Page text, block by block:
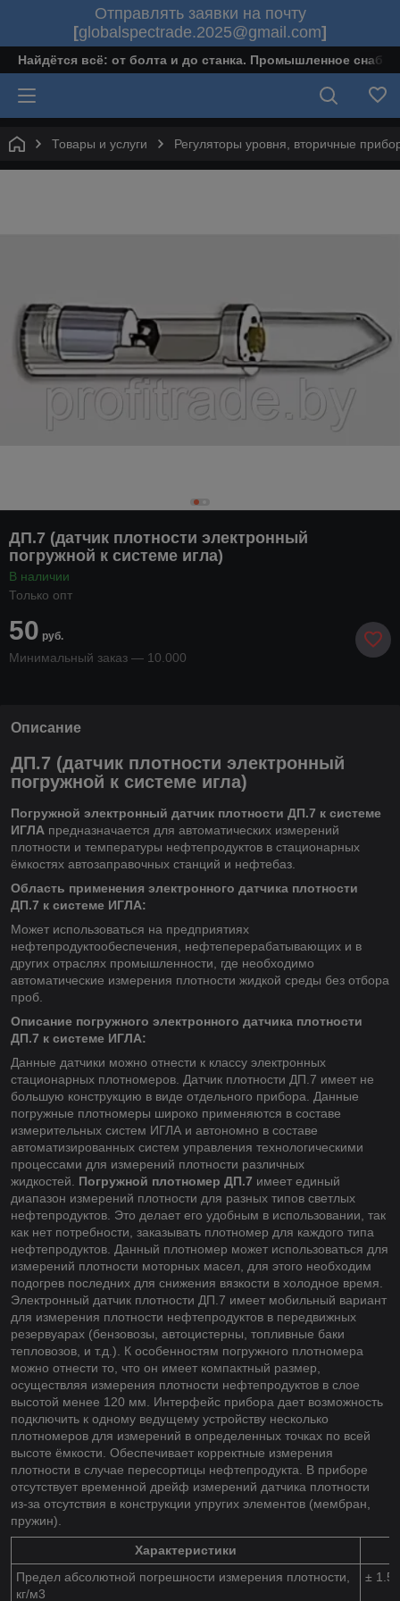
Отправлять заявки на почту
[globalspectrade.2025@gmail.com]
Найдётся всё: от болта и до станка. Промышленное
Товары и услуги Регуляторы уровня, вторичные
ДП.7 (датчик плотности электронный
погружной к системе игла)
В наличии
Только опт
50 руб.
Минимальный заказ — 10.000
Описание
ДП.7 (датчик плотности электронный
погружной к системе игла)
Погружной электронный датчик плотности ДП.7 к системе
ИГЛА предназначается для автоматических измерений
плотности и температуры нефтепродуктов в стационарных
ёмкостях автозаправочных станций и нефтебаз.
Область применения электронного датчика плотности
ДП.7 к системе ИГЛА:
Может использоваться на предприятиях
нефтепродуктообеспечения, нефтеперерабатывающих и в
других отраслях промышленности, где необходимо
автоматические измерения плотности жидкой среды без отбора
проб.
Описание погружного электронного датчика плотности
ДП.7 к системе ИГЛА:
Данные датчики можно отнести к классу электронных
стационарных плотномеров. Датчик плотности ДП.7 имеет не
большую конструкцию в виде отдельного прибора. Данные
погружные плотномеры широко применяются в составе
измерительных систем ИГЛА и автономно в составе
автоматизированных систем управления технологическими
процессами для измерений плотности различных
жидкостей. Погружной плотномер ДП.7 имеет единый
диапазон измерений плотности для разных типов светлых
нефтепродуктов. Это делает его удобным в использовании, так
как нет потребности, заказывать плотномер для каждого типа
нефтепродуктов. Данный плотномер может использоваться для
измерений плотности моторных масел, для этого необходим
подогрев последних для снижения вязкости в холодное время.
Электронный датчик плотности ДП.7 имеет мобильный вариант
для измерения плотности нефтепродуктов в передвижных
резервуарах (бензовозы, автоцистерны, топливные баки
тепловозов, и т.д.). К особенностям погружного плотномера
можно отнести то, что он имеет компактный размер,
осуществляя измерения плотности нефтепродуктов в слое
высотой менее 120 мм. Интерфейс прибора дает возможность
подключить к одному ведущему устройству несколько
плотномеров для измерений в определенных точках по всей
высоте ёмкости. Обеспечивает корректные измерения
плотности в случае пересортицы нефтепродукта. В приборе
отсутствует временной дрейф измерений датчика плотности
из-за отсутствия в конструкции упругих элементов (мембран,
пружин).
Характеристики
Предел абсолютной погрешности измерения плотности,
кг/м3
± 1.5